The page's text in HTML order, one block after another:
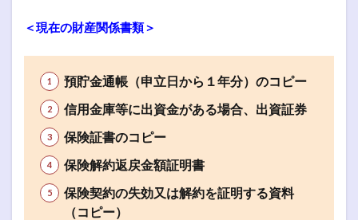
＜現在の財産関係書類＞
預貯金通帳（申立日から１年分）のコピー
信用金庫等に出資金がある場合、出資証券
保険証書のコピー
保険解約返戻金額証明書
保険契約の失効又は解約を証明する資料
（コピー）